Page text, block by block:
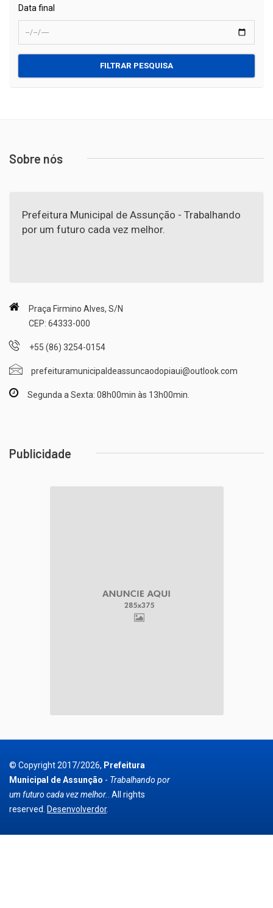
Data final
FILTRAR PESQUISA
Sobre nós
Prefeitura Municipal de Assunção - Trabalhando
por um futuro cada vez melhor.
Praça Firmino Alves, S/N
CEP: 64333-000
+55 (86) 3254-0154
prefeituramunicipaldeassuncaodopiaui@outlook.com
Segunda a Sexta: 08h00min às 13h00min.
Publicidade
© Copyright 2017/2026, Prefeitura
Municipal de Assunção - Trabalhando por
um futuro cada vez melhor. . All rights
reserved.
Desenvolverdor.